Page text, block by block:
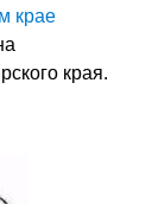
крае
края.